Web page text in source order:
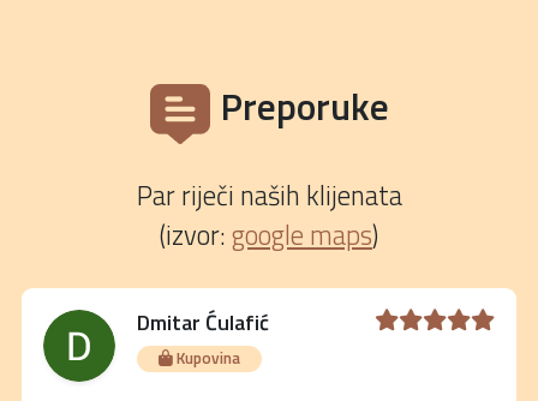
Preporuke
Par riječi naših klijenata
(izvor: google maps)
Dmitar Ćulafić
Kupovina